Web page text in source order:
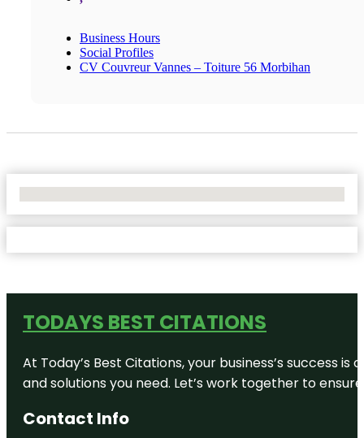
Business Hours
Social Profiles
CV Couvreur Vannes – Toiture 56 Morbihan
TODAYS BEST CITATIONS
At Today’s Best Citations, your business’s success
and solutions you need. Let’s work together to
Contact Info